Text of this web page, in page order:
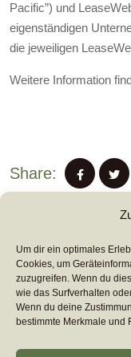
Um dir ein optimales
Cookies, um
zuzugreifen. Wenn du
wie das Surfverhalten
Wenn du deine
bestimmte Merkmale und
Pacific”) und
eigenständigen
die jeweiligen
Weitere Information
Share: